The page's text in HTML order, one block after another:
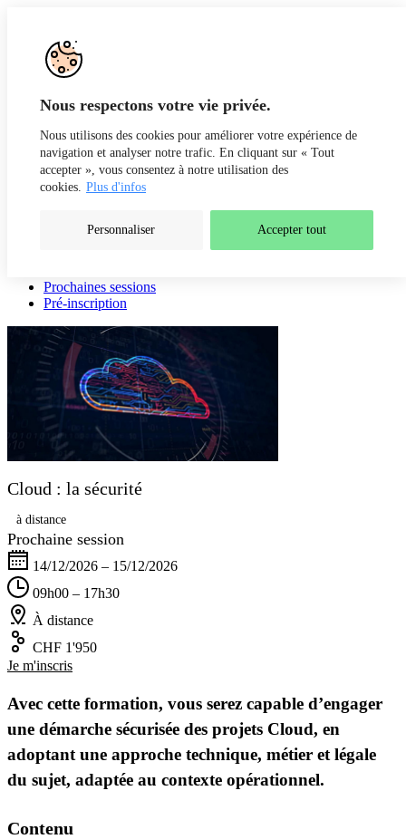
Nous respectons votre vie privée.
Nous utilisons des cookies pour améliorer votre expérience de
navigation et analyser notre trafic. En cliquant sur « Tout
accepter », vous consentez à notre utilisation des
cookies. Plus d'infos
Personnaliser Accepter tout
Prochaines sessions
Pré-inscription
Cloud : la sécurité
à distance
Prochaine session
14/12/2026 – 15/12/2026
09h00 – 17h30
À distance
CHF 1'950
Je m'inscris
Avec cette formation, vous serez capable d’engager
une démarche sécurisée des projets Cloud, en
adoptant une approche technique, métier et légale
du sujet, adaptée au contexte opérationnel.
Contenu